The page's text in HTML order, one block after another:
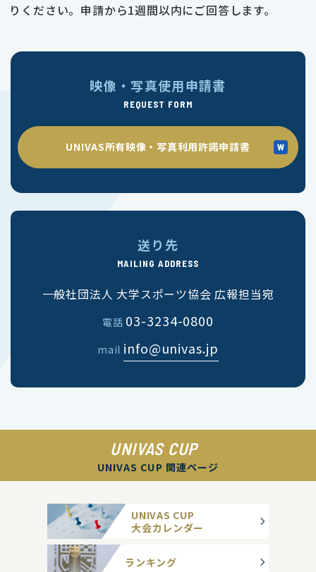
りください。申請から1週間以内にご回答します。
映像・写真使用申請書
REQUEST FORM
UNIVAS所有映像・写真利用許諾申請書
送り先
MAILING ADDRESS
一般社団法人 大学スポーツ協会 広報担当宛
電話 03-3234-0800
mail info@univas.jp
UNIVAS CUP
UNIVAS CUP 関連ページ
UNIVAS CUP
大会カレンダー
ランキング